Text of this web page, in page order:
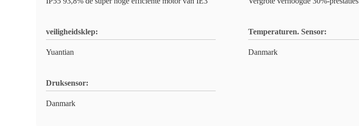
veiligheidsklep:
Yuantian
Temperaturen. Sensor:
Danmark
Druksensor:
Danmark